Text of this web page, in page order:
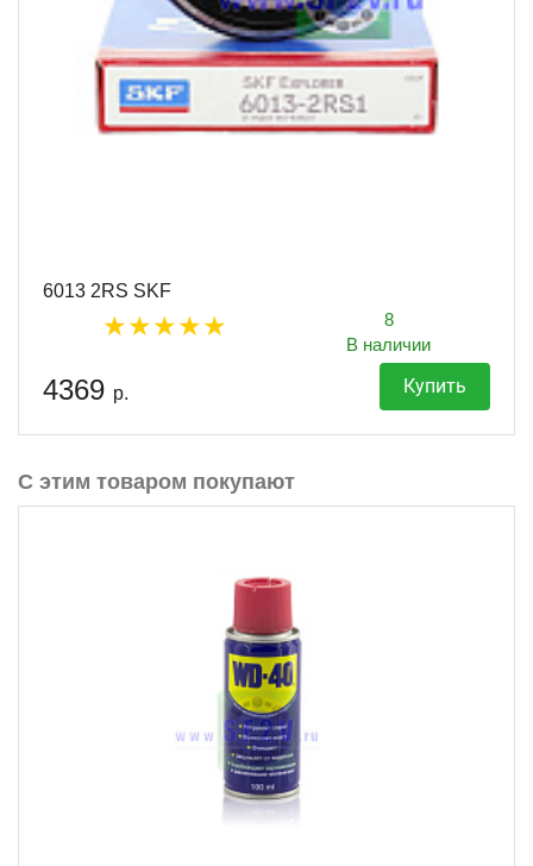
6013 2RS SKF
8
В наличии
4369 р. Купить
С этим товаром покупают